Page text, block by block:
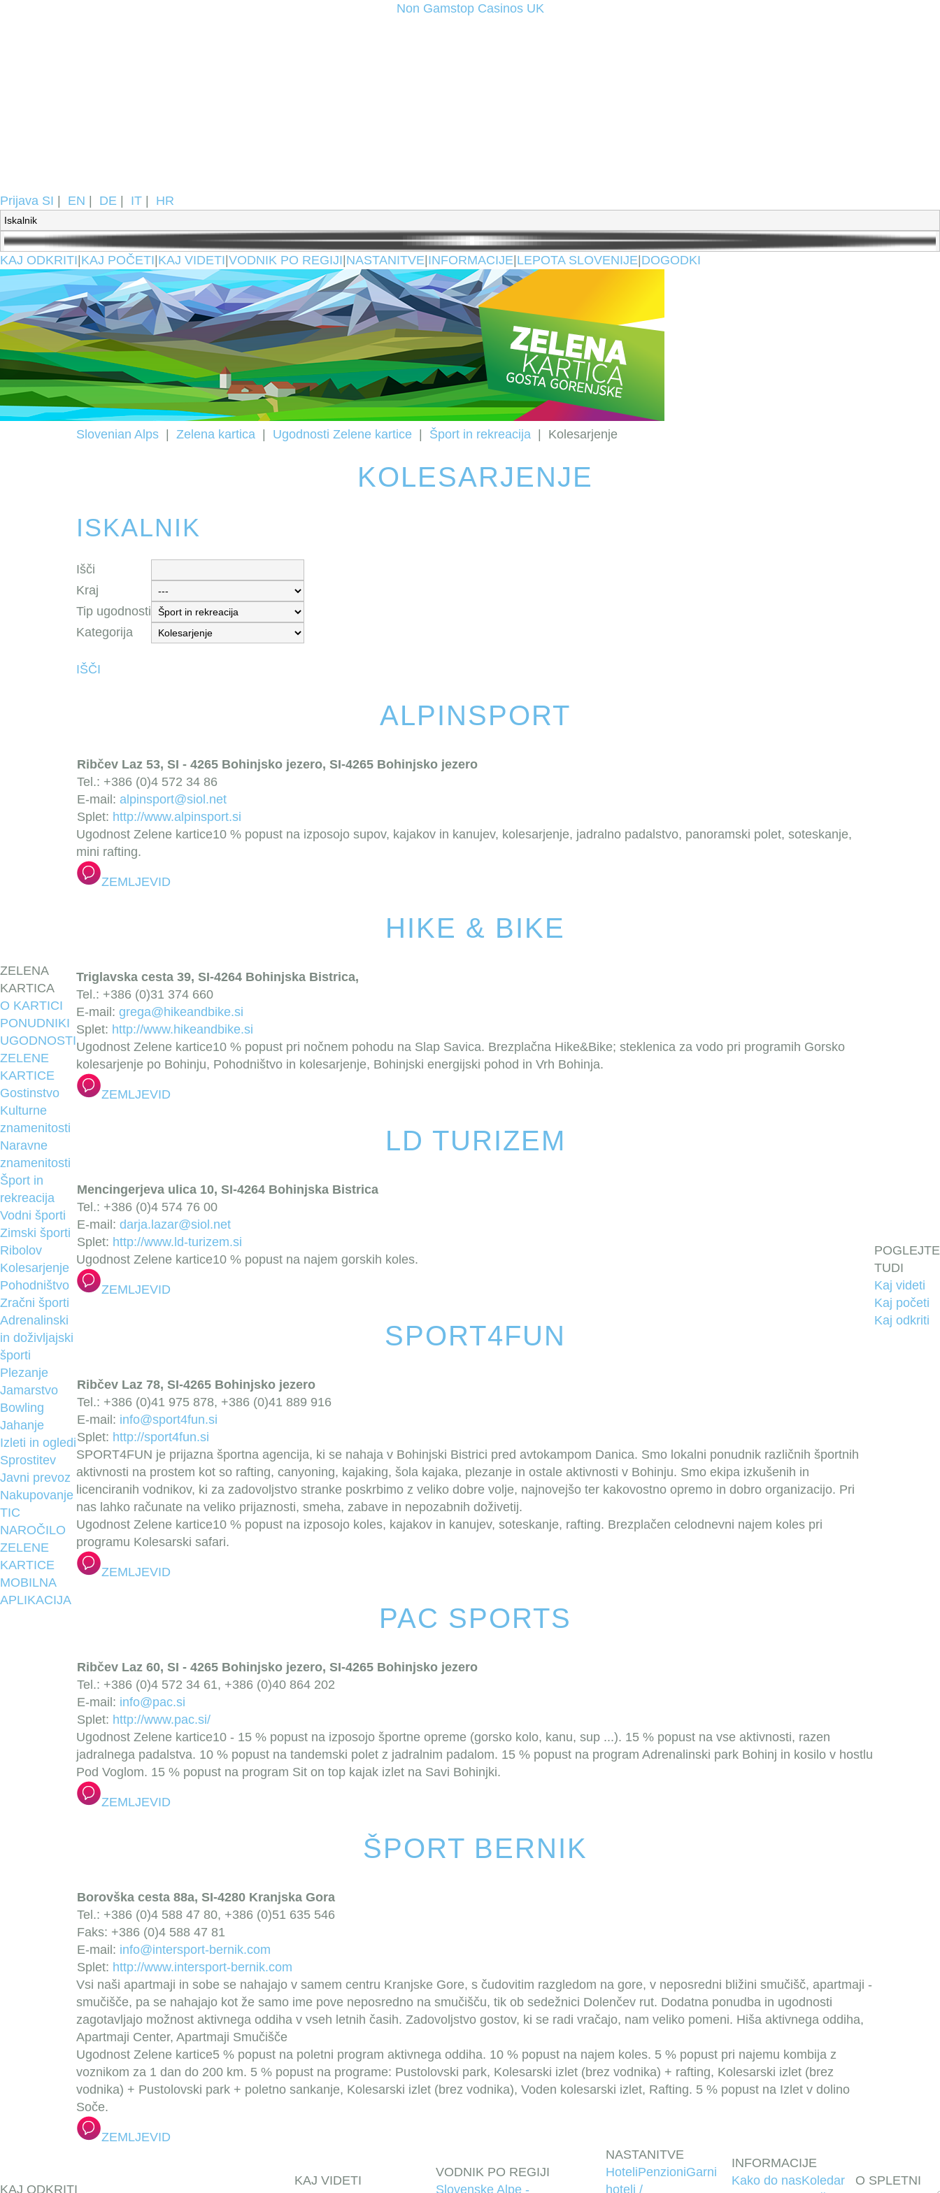
Non Gamstop Casinos UK
Prijava SI EN DE IT HR
KAJ ODKRITI KAJ POČETI KAJ VIDETI VODNIK PO REGIJI NASTANITVE INFORMACIJE LEPOTA SLOVENIJE DOGODKI
ZELENA
KARTICA
O KARTICI
PONUDNIKI
UGODNOSTI
ZELENE
KARTICE
Gostinstvo
Kulturne
znamenitosti
Naravne
znamenitosti
Šport in
rekreacija
Vodni športi
Zimski športi
Ribolov
Kolesarjenje
Pohodništvo
Zračni športi
Adrenalinski
in doživljajski
športi
Plezanje
Jamarstvo
Bowling
Jahanje
Izleti in ogledi
Sprostitev
Javni prevoz
Nakupovanje
TIC
NAROČILO
ZELENE
KARTICE
MOBILNA
APLIKACIJA
Slovenian Alps Zelena kartica Ugodnosti Zelene kartice Šport in rekreacija Kolesarjenje
KOLESARJENJE
ISKALNIK
Išči
Kraj
Tip ugodnosti
Kategorija
IŠČI
ALPINSPORT
Ribčev Laz 53, SI - 4265 Bohinjsko jezero, SI-4265 Bohinjsko jezero
Tel.: +386 (0)4 572 34 86
E-mail: alpinsport@siol.net
Splet: http://www.alpinsport.si
Ugodnost Zelene kartice10 % popust na izposojo supov, kajakov in kanujev, kolesarjenje, jadralno padalstvo, panoramski polet, soteskanje,
mini rafting.
ZEMLJEVID
HIKE & BIKE
Triglavska cesta 39, SI-4264 Bohinjska Bistrica,
Tel.: +386 (0)31 374 660
E-mail: grega@hikeandbike.si
Splet: http://www.hikeandbike.si
Ugodnost Zelene kartice10 % popust pri nočnem pohodu na Slap Savica. Brezplačna Hike&Bike; steklenica za vodo pri programih Gorsko
kolesarjenje po Bohinju, Pohodništvo in kolesarjenje, Bohinjski energijski pohod in Vrh Bohinja.
ZEMLJEVID
LD TURIZEM
Mencingerjeva ulica 10, SI-4264 Bohinjska Bistrica
Tel.: +386 (0)4 574 76 00
E-mail: darja.lazar@siol.net
Splet: http://www.ld-turizem.si
Ugodnost Zelene kartice10 % popust na najem gorskih koles.
ZEMLJEVID
SPORT4FUN
Ribčev Laz 78, SI-4265 Bohinjsko jezero
Tel.: +386 (0)41 975 878, +386 (0)41 889 916
E-mail: info@sport4fun.si
Splet: http://sport4fun.si
SPORT4FUN je prijazna športna agencija, ki se nahaja v Bohinjski Bistrici pred avtokampom Danica. Smo lokalni ponudnik različnih športnih
aktivnosti na prostem kot so rafting, canyoning, kajaking, šola kajaka, plezanje in ostale aktivnosti v Bohinju. Smo ekipa izkušenih in
licenciranih vodnikov, ki za zadovoljstvo stranke poskrbimo z veliko dobre volje, najnovejšo ter kakovostno opremo in dobro organizacijo. Pri
nas lahko računate na veliko prijaznosti, smeha, zabave in nepozabnih doživetij.
Ugodnost Zelene kartice10 % popust na izposojo koles, kajakov in kanujev, soteskanje, rafting. Brezplačen celodnevni najem koles pri
programu Kolesarski safari.
ZEMLJEVID
PAC SPORTS
Ribčev Laz 60, SI - 4265 Bohinjsko jezero, SI-4265 Bohinjsko jezero
Tel.: +386 (0)4 572 34 61, +386 (0)40 864 202
E-mail: info@pac.si
Splet: http://www.pac.si/
Ugodnost Zelene kartice10 - 15 % popust na izposojo športne opreme (gorsko kolo, kanu, sup ...). 15 % popust na vse aktivnosti, razen
jadralnega padalstva. 10 % popust na tandemski polet z jadralnim padalom. 15 % popust na program Adrenalinski park Bohinj in kosilo v hostlu
Pod Voglom. 15 % popust na program Sit on top kajak izlet na Savi Bohinjki.
ZEMLJEVID
ŠPORT BERNIK
Borovška cesta 88a, SI-4280 Kranjska Gora
Tel.: +386 (0)4 588 47 80, +386 (0)51 635 546
Faks: +386 (0)4 588 47 81
E-mail: info@intersport-bernik.com
Splet: http://www.intersport-bernik.com
Vsi naši apartmaji in sobe se nahajajo v samem centru Kranjske Gore, s čudovitim razgledom na gore, v neposredni bližini smučišč, apartmaji -
smučišče, pa se nahajajo kot že samo ime pove neposredno na smučišču, tik ob sedežnici Dolenčev rut. Dodatna ponudba in ugodnosti
zagotavljajo možnost aktivnega oddiha v vseh letnih časih. Zadovoljstvo gostov, ki se radi vračajo, nam veliko pomeni. Hiša aktivnega oddiha,
Apartmaji Center, Apartmaji Smučišče
Ugodnost Zelene kartice5 % popust na poletni program aktivnega oddiha. 10 % popust na najem koles. 5 % popust pri najemu kombija z
voznikom za 1 dan do 200 km. 5 % popust na programe: Pustolovski park, Kolesarski izlet (brez vodnika) + rafting, Kolesarski izlet (brez
vodnika) + Pustolovski park + poletno sankanje, Kolesarski izlet (brez vodnika), Voden kolesarski izlet, Rafting. 5 % popust na Izlet v dolino
Soče.
ZEMLJEVID
POGLEJTE
TUDI
Kaj videti
Kaj početi
Kaj odkriti
KAJ ODKRITI
KAJ VIDETI
VODNIK PO REGIJI
Slovenske Alpe -
NASTANITVE
HoteliPenzioniGarni
hoteli /
INFORMACIJE
Kako do nasKoledar
O SPLETNI